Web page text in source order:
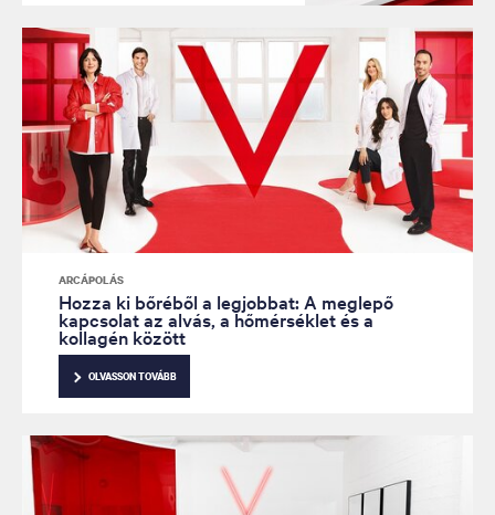
belülről fakadna? Az „Az vagy,
amit megeszel” elve ma
aktuálisabb, mint valaha,
különösen a bőrünk
egészségének és a testünk
legfontosabb szerkezeti
fehérjéjének, a kollagénnek a
támogatásának tekintetében.
ARCÁPOLÁS
Hozza ki bőréből a legjobbat: A meglepő
kapcsolat az alvás, a hőmérséklet és a
kollagén között
OLVASSON TOVÁBB